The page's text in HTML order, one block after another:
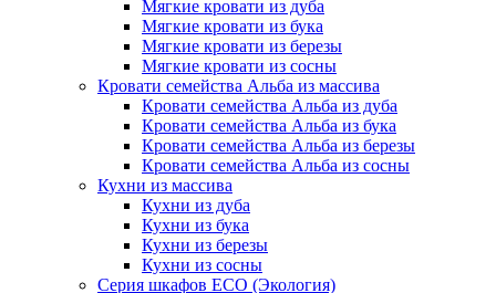
Мягкие кровати из дуба
Мягкие кровати из бука
Мягкие кровати из березы
Мягкие кровати из сосны
Кровати семейства Альба из массива
Кровати семейства Альба из дуба
Кровати семейства Альба из бука
Кровати семейства Альба из березы
Кровати семейства Альба из сосны
Кухни из массива
Кухни из дуба
Кухни из бука
Кухни из березы
Кухни из сосны
Серия шкафов ECO (Экология)